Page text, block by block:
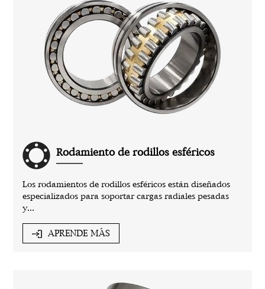
Rodamiento de rodillos esféricos
Los rodamientos de rodillos esféricos están diseñados
especializados para soportar cargas radiales pesadas
y...
APRENDE MÁS